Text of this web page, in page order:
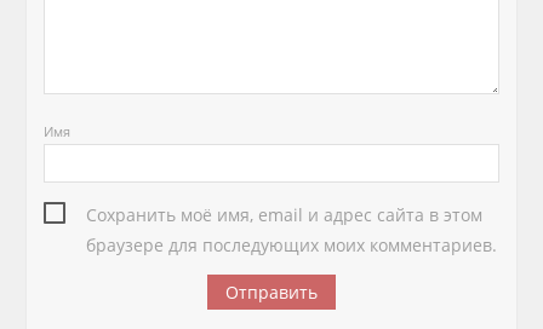
Имя
Сохранить моё имя, email и адрес сайта в этом
браузере для последующих моих комментариев.